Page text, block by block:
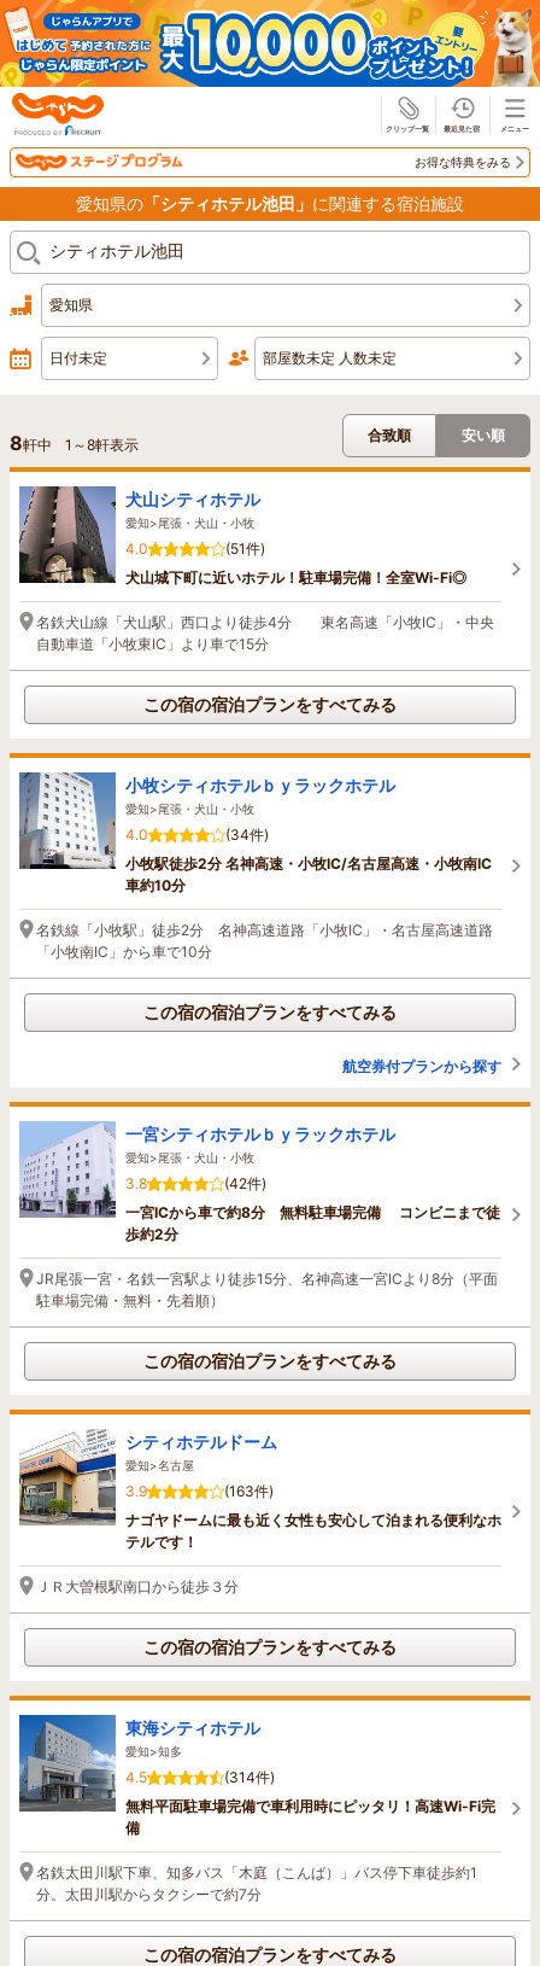
お得な特典をみる
愛知県の 「シティホテル池田」 に関連する宿泊施設
愛知県
日付未定 部屋数未定 人数未定
8軒中 1 ～8軒表示
合致順 安い順
犬山シティホテル
愛知>尾張・犬山・小牧
4.0
(51件)
犬山城下町に近いホテル！駐車場完備！全室Wi-Fi◎
名鉄犬山線「犬山駅」西口より徒歩4分 東名高速「小牧IC」・中央
自動車道「小牧東IC」より車で15分
この宿の宿泊プランをすべてみる
小牧シティホテルｂｙラックホテル
愛知>尾張・犬山・小牧
4.0
(34件)
小牧駅徒歩2分 名神高速・小牧IC/名古屋高速・小牧南IC
車約10分
名鉄線「小牧駅」徒歩2分 名神高速道路「小牧IC」・名古屋高速道路
「小牧南IC」から車で10分
この宿の宿泊プランをすべてみる
航空券付プランから探す
一宮シティホテルｂｙラックホテル
愛知>尾張・犬山・小牧
3.8
(42件)
一宮ICから車で約8分 無料駐車場完備 コンビニまで徒
歩約2分
JR尾張一宮・名鉄一宮駅より徒歩15分、名神高速一宮ICより8分（平面
駐車場完備・無料・先着順）
この宿の宿泊プランをすべてみる
シティホテルドーム
愛知>名古屋
3.9
(163件)
ナゴヤドームに最も近く女性も安心して泊まれる便利なホ
テルです！
ＪＲ大曽根駅南口から徒歩３分
この宿の宿泊プランをすべてみる
東海シティホテル
愛知>知多
4.5
(314件)
無料平面駐車場完備で車利用時にピッタリ！高速Wi-Fi完
備
名鉄太田川駅下車、知多バス「木庭（こんば）」バス停下車徒歩約1
分。太田川駅からタクシーで約7分
この宿の宿泊プランをすべてみる